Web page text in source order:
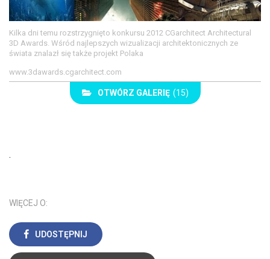
Kilka dni temu rozstrzygnięto konkursu 2012 CGarchitect Architectural
3D Awards. Wśród najlepszych wizualizacji architektonicznych ze
świata znalazł się także projekt Polaka
www.3dawards.cgarchitect.com
OTWÓRZ GALERIĘ (15)
.
WIĘCEJ O:
UDOSTĘPNIJ